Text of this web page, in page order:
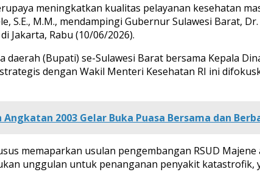
meningkatkan kualitas pelayanan kesehatan
S.E., M.M., mendampingi Gubernur Sulawesi Barat,
Jakarta, Rabu (10/06/2026).
(Bupati) se-Sulawesi Barat bersama Kepala
dengan Wakil Menteri Kesehatan RI ini
2003 Gelar Buka Puasa Bersama dan
memaparkan usulan pengembangan RSUD
unggulan untuk penanganan penyakit katastrofik,